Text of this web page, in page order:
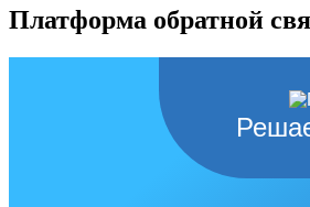
Платформа обратной